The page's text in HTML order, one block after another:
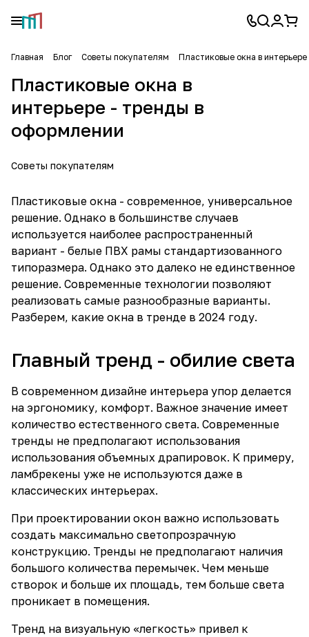
Главная Блог Советы покупателям Пластиковые окна в
Пластиковые окна в
интерьере - тренды в
оформлении
Советы покупателям
Пластиковые окна - современное, универсальное
решение. Однако в большинстве случаев
используется наиболее распространенный
вариант - белые ПВХ рамы стандартизованного
типоразмера. Однако это далеко не единственное
решение. Современные технологии позволяют
реализовать самые разнообразные варианты.
Разберем, какие окна в тренде в 2024 году.
Главный тренд - обилие света
В современном дизайне интерьера упор делается
на эргономику, комфорт. Важное значение имеет
количество естественного света. Современные
тренды не предполагают использования
использования объемных драпировок. К примеру,
ламбрекены уже не используются даже в
классических интерьерах.
При проектировании окон важно использовать
создать максимально светопрозрачную
конструкцию. Тренды не предполагают наличия
большого количества перемычек. Чем меньше
створок и больше их площадь, тем больше света
проникает в помещения.
Тренд на визуальную «легкость» привел к